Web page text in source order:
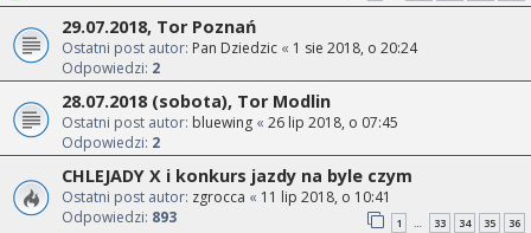
29.07.2018, Tor Poznań
Ostatni post autor: Pan Dziedzic « 1 sie 2018, o 20:24
Odpowiedzi: 2
28.07.2018 (sobota), Tor Modlin
Ostatni post autor: bluewing « 26 lip 2018, o 07:45
Odpowiedzi: 2
CHLEJADY X i konkurs jazdy na byle czym
Ostatni post autor: zgrocca « 11 lip 2018, o 10:41
Odpowiedzi: 893 1 … 33 34 35 36